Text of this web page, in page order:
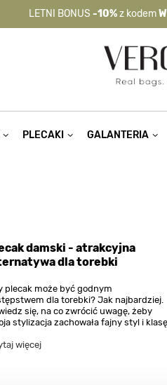
LETNI BONUS -10%z kodem
WAKACJE10 | nie
PLECAKI GALANTERIA
damski - atrakcyjna
dla torebki
plecak może być godnym
dla torebki? Jak najbardziej.
się, na co zwrócić uwagę, żeby
stylizacja zachowała fajny styl i
więcej